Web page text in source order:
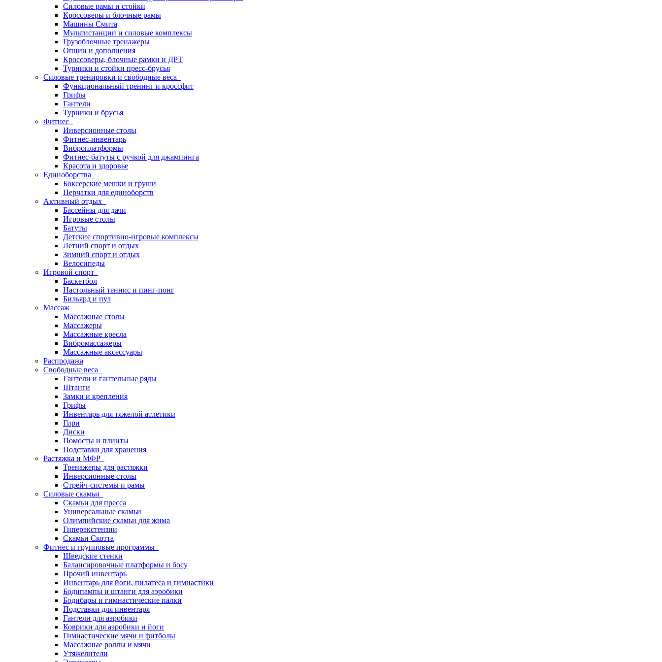
Силовые рамы и стойки
Кроссоверы и блочные рамы
Машины Смита
Мультистанции и силовые комплексы
Грузоблочные тренажеры
Опции и дополнения
Кроссоверы, блочные рамки и ДРТ
Турники и стойки пресс-брусья
Силовые тренировки и свободные веса
Функциональный тренинг и кроссфит
Грифы
Гантели
Турники и брусья
Фитнес
Инверсионные столы
Фитнес-инвентарь
Виброплатформы
Фитнес-батуты с ручкой для джампинга
Красота и здоровье
Единоборства
Боксерские мешки и груши
Перчатки для единоборств
Активный отдых
Бассейны для дачи
Игровые столы
Батуты
Детские спортивно-игровые комплексы
Летний спорт и отдых
Зимний спорт и отдых
Велосипеды
Игровой спорт
Баскетбол
Настольный теннис и пинг-понг
Бильярд и пул
Массаж
Массажные столы
Массажеры
Массажные кресла
Вибромассажеры
Массажные аксессуары
Распродажа
Свободные веса
Гантели и гантельные ряды
Штанги
Замки и крепления
Грифы
Инвентарь для тяжелой атлетики
Гири
Диски
Помосты и плинты
Подставки для хранения
Растяжка и МФР
Тренажеры для растяжки
Инверсионные столы
Стрейч-системы и рамы
Силовые скамьи
Скамьи для пресса
Универсальные скамьи
Олимпийские скамьи для жима
Гиперэкстензии
Скамьи Скотта
Фитнес и групповые программы
Шведские стенки
Балансировочные платформы и босу
Прочий инвентарь
Инвентарь для йоги, пилатеса и гимнастики
Бодипампы и штанги для аэробики
Бодибары и гимнастические палки
Подставки для инвентаря
Гантели для аэробики
Коврики для аэробики и йоги
Гимнастические мячи и фитболы
Массажные роллы и мячи
Утяжелители